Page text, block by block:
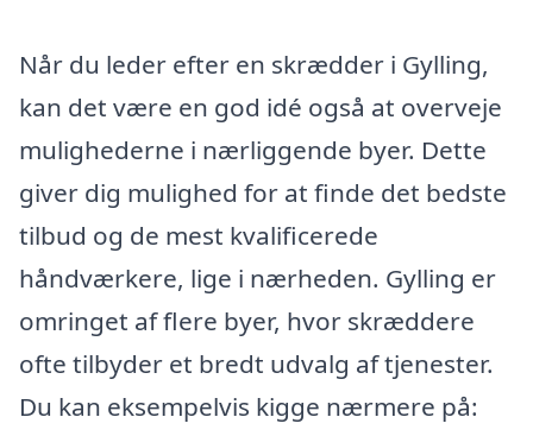
Når du leder efter en skrædder i Gylling,
kan det være en god idé også at overveje
mulighederne i nærliggende byer. Dette
giver dig mulighed for at finde det bedste
tilbud og de mest kvalificerede
håndværkere, lige i nærheden. Gylling er
omringet af flere byer, hvor skræddere
ofte tilbyder et bredt udvalg af tjenester.
Du kan eksempelvis kigge nærmere på: